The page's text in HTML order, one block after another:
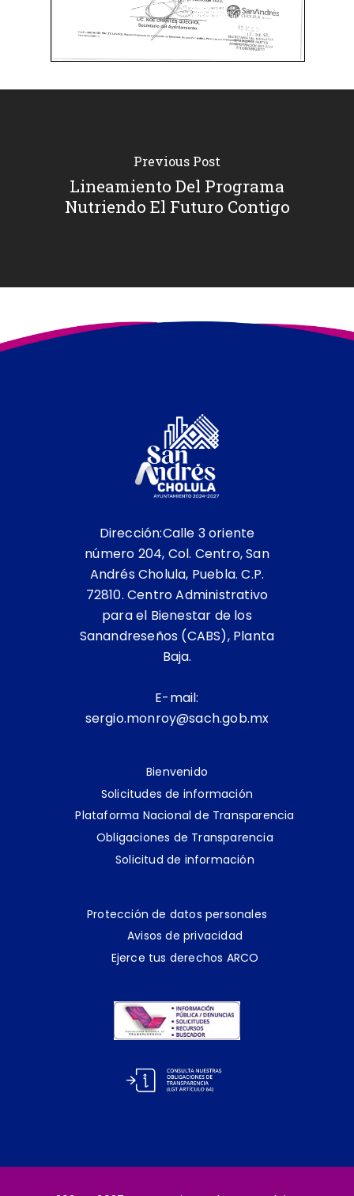
Previous Post
Lineamiento Del Programa
Nutriendo El Futuro Contigo
Dirección:Calle 3 oriente
número 204, Col. Centro, San
Andrés Cholula, Puebla. C.P.
72810. Centro Administrativo
para el Bienestar de los
Sanandreseños (CABS), Planta
Baja.
E-mail:
sergio.monroy@sach.gob.mx
Bienvenido
Solicitudes de información
Plataforma Nacional de Transparencia
Obligaciones de Transparencia
Solicitud de información
Protección de datos personales
Avisos de privacidad
Ejerce tus derechos ARCO